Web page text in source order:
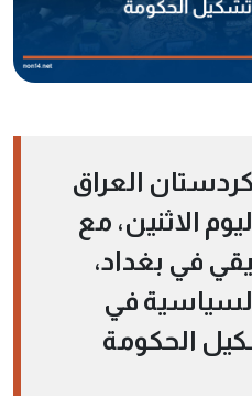
العراق
الاثنين، مع
في بغداد،
في
الحكومة